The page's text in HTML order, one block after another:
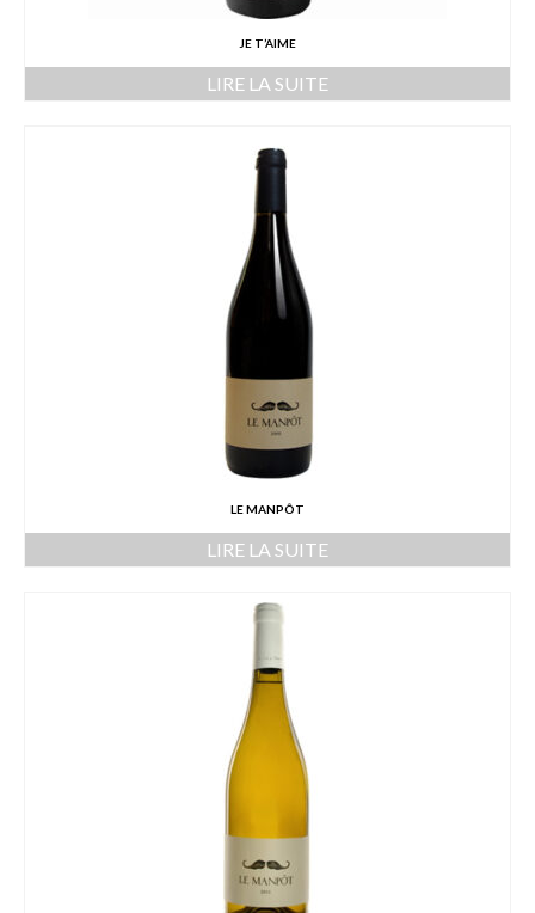
JE T’AIME
LIRE LA SUITE
LE MANPÔT
LIRE LA SUITE